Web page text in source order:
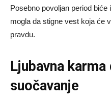
Posebno povoljan period
mogla da stigne vest koja će
pravdu.
Ljubavna
suočavanje